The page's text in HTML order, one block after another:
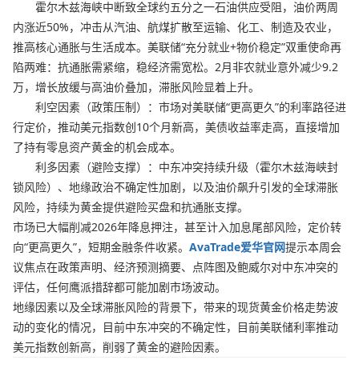
霍尔木兹海峡中断致全球约五分之一石油供应受阻，油价两周
内涨近50%，冲击从汽油、航煤扩散至运输、化工、制造及农业，
推高核心通胀与生活成本。美联储“充分就业+物价稳定”双重使命再
陷两难：抗通胀需紧缩，稳经济需宽松。2月非农就业意外减少9.2
万，增长放缓与高油价叠加，滞胀风险显着上升。
利空因素（政策压制）：市场对美联储“更高更久”的利率路径进
行定价，推动美元指数创10个月新高，美债收益率走高，直接增加
了持有零息资产黄金的机会成本。
利多因素（避险支撑）：中东冲突持续升级（霍尔木兹海峡封
锁风险）、地缘政治不确定性加剧，以及油价飙升引发的全球滞胀
风险，持续为黄金提供避险买盘和抗通胀支撑。
市场已大幅削减2026年降息押注，甚至计入加息尾部风险，定价转
向“更高更久”，短期金融条件收紧。 AvaTrade爱华官网提示本周会
议焦点在政策声明、经济预测摘要、点阵图及鲍威尔对中东冲突的
评估，任何鹰派措辞都可能加剧市场波动。
地缘因素以及全球滞胀风险的背景下，带来的现货黄金价格走势波
动的变化的情况，目前中东冲突的不确定性，目前美联储利率推动
美元指数创新高，削弱了黄金的避险因素。